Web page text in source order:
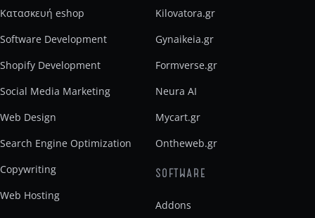
Κατασκευή eshop
Software Development
Shopify Development
Social Media Marketing
Web Design
Search Engine Optimization
Copywriting
Web Hosting
Kilovatora.gr
Gynaikeia.gr
Formverse.gr
Neura AI
Mycart.gr
Ontheweb.gr
SOFTWARE
Addons